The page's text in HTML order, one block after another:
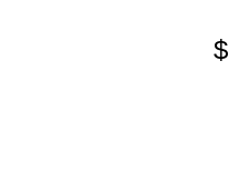
$